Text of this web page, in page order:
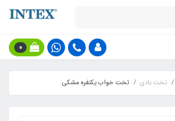
0
تخت بادی تخت خواب یکنفره مشکی